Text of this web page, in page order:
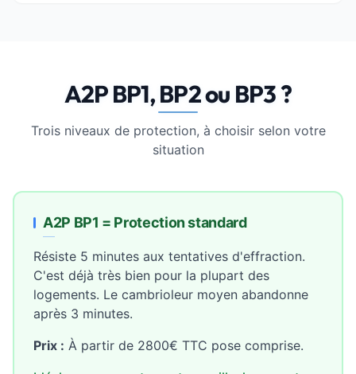
A2P BP1, BP2 ou BP3 ?
Trois niveaux de protection, à choisir selon votre
situation
A2P BP1 = Protection standard
Résiste 5 minutes aux tentatives d'effraction.
C'est déjà très bien pour la plupart des
logements. Le cambrioleur moyen abandonne
après 3 minutes.
Prix : À partir de 2800€ TTC pose comprise.